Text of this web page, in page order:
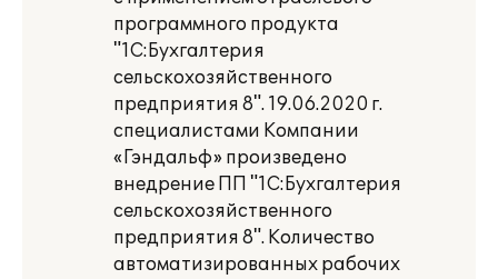
программного продукта
"1С:Бухгалтерия
сельскохозяйственного
предприятия 8". 19.06.2020 г.
специалистами Компании
«Гэндальф» произведено
внедрение ПП "1С:Бухгалтерия
сельскохозяйственного
предприятия 8". Количество
автоматизированных рабочих